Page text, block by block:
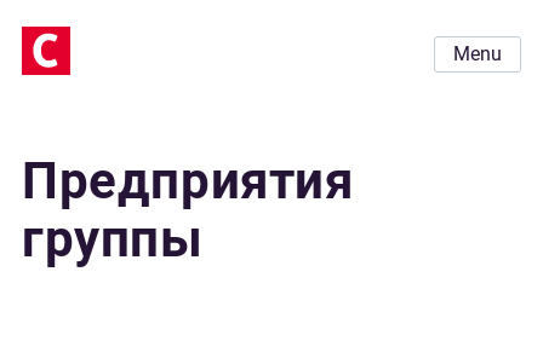
Menu
Предприятия
группы